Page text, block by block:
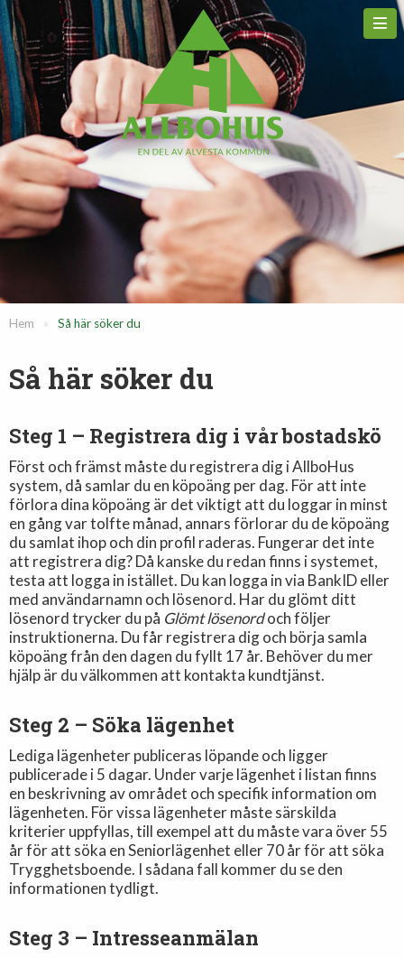
Hem » Så här söker du
Så här söker du
Steg 1 – Registrera dig i vår bostadskö
Först och främst måste du registrera dig i AllboHus
system, då samlar du en köpoäng per dag. För att inte
förlora dina köpoäng är det viktigt att du loggar in minst
en gång var tolfte månad, annars förlorar du de köpoäng
du samlat ihop och din profil raderas. Fungerar det inte
att registrera dig? Då kanske du redan finns i systemet,
testa att logga in istället. Du kan logga in via BankID eller
med användarnamn och lösenord. Har du glömt ditt
lösenord trycker du på Glömt lösenordoch följer
instruktionerna. Du får registrera dig och börja samla
köpoäng från den dagen du fyllt 17 år. Behöver du mer
hjälp är du välkommen att kontakta kundtjänst.
Steg 2 – Söka lägenhet
Lediga lägenheter publiceras löpande och ligger
publicerade i 5 dagar. Under varje lägenhet i listan finns
en beskrivning av området och specifik information om
lägenheten. För vissa lägenheter måste särskilda
kriterier uppfyllas, till exempel att du måste vara över 55
år för att söka en Seniorlägenhet eller 70 år för att söka
Trygghetsboende. I sådana fall kommer du se den
informationen tydligt.
Steg 3 – Intresseanmälan